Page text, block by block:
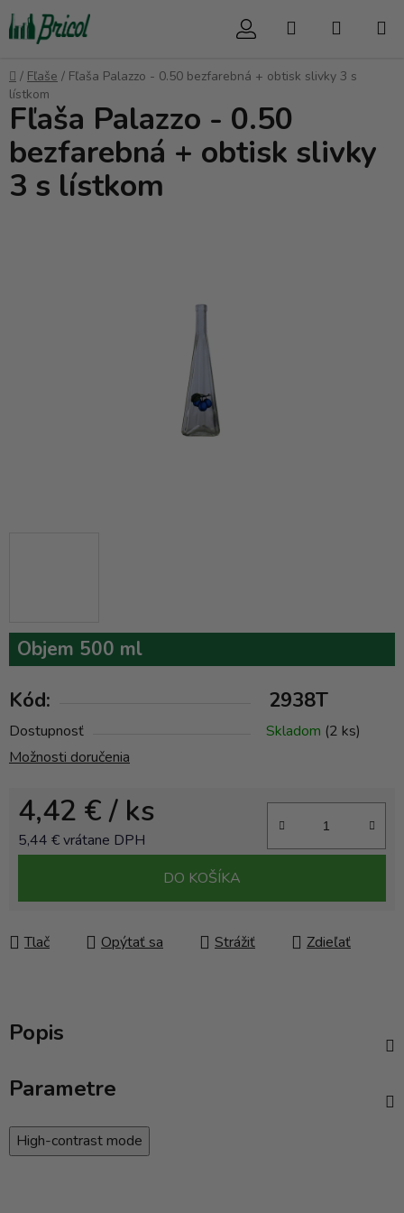
Prejsť
na
obsah
Hľadať
Domov
/ Fľaše / Fľaša Palazzo - 0.50 bezfarebná + obtisk slivky 3 s
lístkom
Objem 500 ml
Kód: 2938T
Dostupnosť Skladom (2 ks)
Možnosti doručenia
4,42 €/ ks
5,44 € vrátane DPH
DO KOŠÍKA
Tlač Opýtať sa Strážiť Zdieľať
Fľaša Palazzo - 0.50
bezfarebná + obtisk slivky
3 s lístkom
Popis
Parametre
High-contrast mode